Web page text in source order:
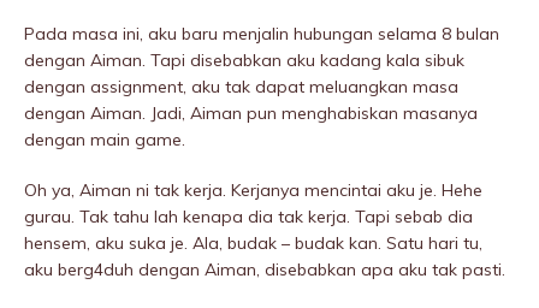
Pada masa ini, aku baru menjalin hubungan selama 8 bulan
dengan Aiman. Tapi disebabkan aku kadang kala sibuk
dengan assignment, aku tak dapat meluangkan masa
dengan Aiman. Jadi, Aiman pun menghabiskan masanya
dengan main game.
Oh ya, Aiman ni tak kerja. Kerjanya mencintai aku je. Hehe
gurau. Tak tahu lah kenapa dia tak kerja. Tapi sebab dia
hensem, aku suka je. Ala, budak – budak kan. Satu hari tu,
aku berg4duh dengan Aiman, disebabkan apa aku tak pasti.